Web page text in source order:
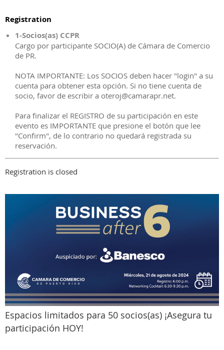
Registration
1-Socios(as) CCPR
Cargo por participante SOCIO(A) de Cámara de Comercio
de PR.
NOTA IMPORTANTE: Los SOCIOS deben hacer "login" a su
cuenta para obtener esta opción. Si no tiene cuenta de
socio, favor de escribir a oteroj@camarapr.net.
Para finalizar el REGISTRO de su participación en este
evento es IMPORTANTE que presione el botón que lee
"Confirm", de lo contrario no quedará registrada su
reservación.
Registration is closed
Espacios limitados para 50 socios(as) ¡Asegura tu
participación HOY!